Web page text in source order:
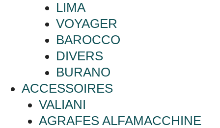
LIMA
VOYAGER
BAROCCO
DIVERS
BURANO
ACCESSOIRES
VALIANI
AGRAFES ALFAMACCHINE